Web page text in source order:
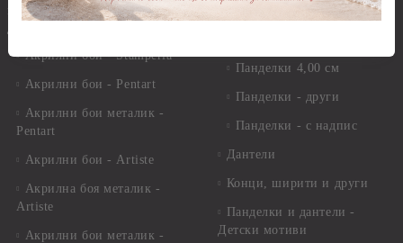
перла, металик, текстилни и
други
Акрилни бои - Stamperia
Акрилни бои - Pentart
Акрилни бои металик -
Pentart
Акрилни бои - Artiste
Акрилна боя металик -
Artiste
Акрилни бои металик -
Панделки 4,00 см
Панделки - други
Панделки - с надпис
Дантели
Конци, ширити и други
Панделки и дантели -
Детски мотиви